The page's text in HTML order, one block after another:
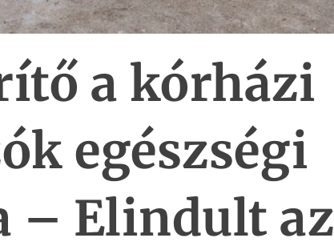
a kórházi
egészségi
– Elindult az